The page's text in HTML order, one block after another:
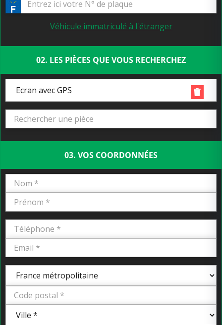
Véhicule immatriculé à l'étranger
02. LES PIÈCES QUE VOUS RECHERCHEZ
Ecran avec GPS
03. VOS COORDONNÉES